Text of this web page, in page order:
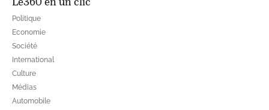
Politique
Economie
Société
International
Culture
Médias
Automobile